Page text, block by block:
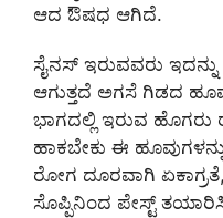
ಆದ ಔಷಧ ಆಗಿದೆ.‌
ಸೈನಸ್ ಇರುವವರು
ಆಗುತ್ತದೆ ಅಗಸೆ ಗಿಡದ
ಭಾಗದಲ್ಲಿ ಇರುವ ಹೊಗರು
ಹಾಕಬೇಕು ಈ
ರೋಗ ದೂರವಾಗಿ
ಸೊಪ್ಪಿನಿಂದ ಪೇಸ್ಟ್